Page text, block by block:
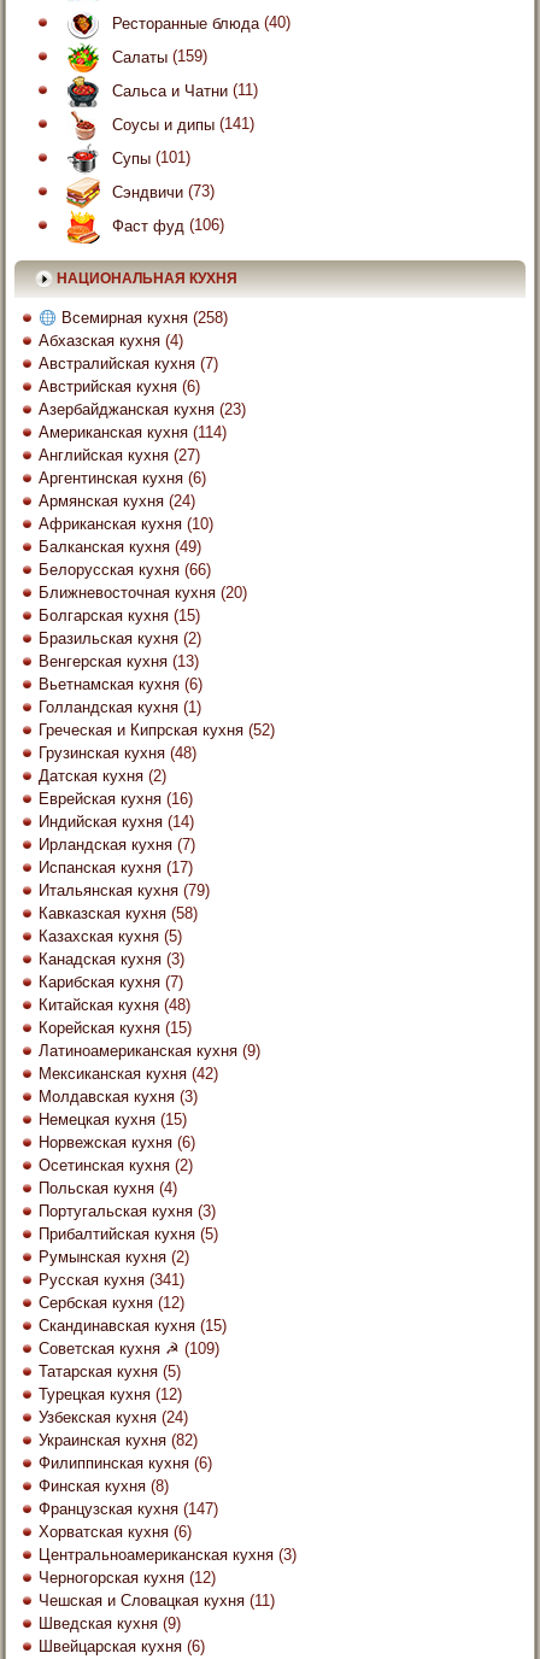
Ресторанные блюда (40)
Салаты (159)
Сальса и Чатни (11)
Соусы и дипы (141)
Супы (101)
Сэндвичи (73)
Фаст фуд (106)
НАЦИОНАЛЬНАЯ КУХНЯ
Всемирная кухня (258)
Абхазская кухня (4)
Австралийская кухня (7)
Австрийская кухня (6)
Азербайджанская кухня (23)
Американская кухня (114)
Английская кухня (27)
Аргентинская кухня (6)
Армянская кухня (24)
Африканская кухня (10)
Балканская кухня (49)
Белорусская кухня (66)
Ближневосточная кухня (20)
Болгарская кухня (15)
Бразильская кухня (2)
Венгерская кухня (13)
Вьетнамская кухня (6)
Голландская кухня (1)
Греческая и Кипрская кухня (52)
Грузинская кухня (48)
Датская кухня (2)
Еврейская кухня (16)
Индийская кухня (14)
Ирландская кухня (7)
Испанская кухня (17)
Итальянская кухня (79)
Кавказская кухня (58)
Казахская кухня (5)
Канадская кухня (3)
Карибская кухня (7)
Китайская кухня (48)
Корейская кухня (15)
Латиноамериканская кухня (9)
Мексиканская кухня (42)
Молдавская кухня (3)
Немецкая кухня (15)
Норвежская кухня (6)
Осетинская кухня (2)
Польская кухня (4)
Португальская кухня (3)
Прибалтийская кухня (5)
Румынская кухня (2)
Русская кухня (341)
Сербская кухня (12)
Скандинавская кухня (15)
Советская кухня ☭ (109)
Татарская кухня (5)
Турецкая кухня (12)
Узбекская кухня (24)
Украинская кухня (82)
Филиппинская кухня (6)
Финская кухня (8)
Французская кухня (147)
Хорватская кухня (6)
Центральноамериканская кухня (3)
Черногорская кухня (12)
Чешская и Словацкая кухня (11)
Шведская кухня (9)
Швейцарская кухня (6)